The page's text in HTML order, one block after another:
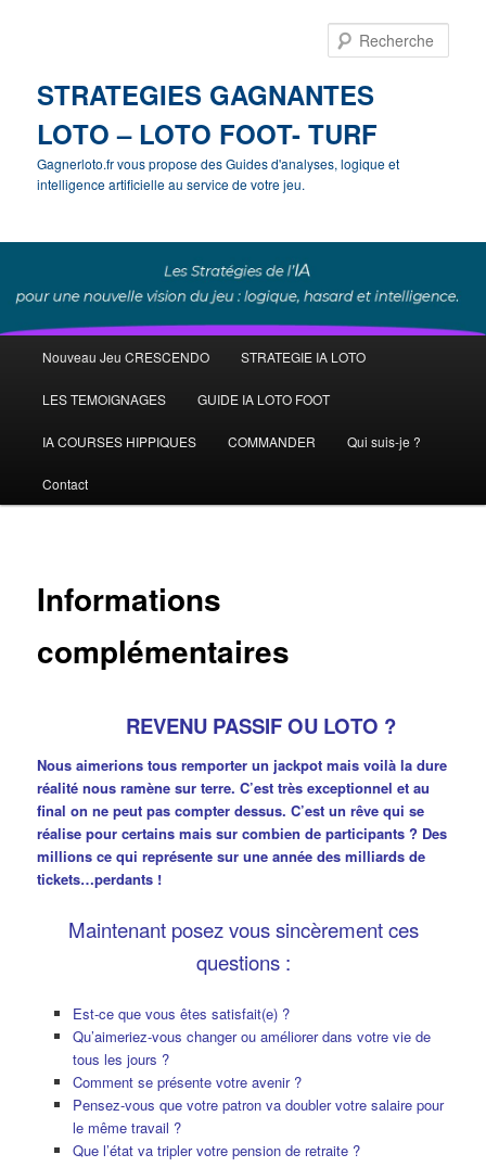
STRATEGIES GAGNANTES
LOTO – LOTO FOOT- TURF
Gagnerloto.fr vous propose des Guides d'analyses, logique et
intelligence artificielle au service de votre jeu.
principal
Aller
au
contenu
Nouveau Jeu CRESCENDO STRATEGIE IA LOTO
LES TEMOIGNAGES GUIDE IA LOTO FOOT
IA COURSES HIPPIQUES COMMANDER Qui suis-je ?
Contact
Informations
complémentaires
REVENU PASSIF OU LOTO ?
Nous aimerions tous remporter un jackpot mais voilà la dure
réalité nous ramène sur terre. C’est très exceptionnel et au
final on ne peut pas compter dessus. C’est un rêve qui se
réalise pour certains mais sur combien de participants ? Des
millions ce qui représente sur une année des milliards de
tickets…perdants !
Maintenant posez vous sincèrement ces
questions :
Est-ce que vous êtes satisfait(e) ?
Qu’aimeriez-vous changer ou améliorer dans votre vie de
tous les jours ?
Comment se présente votre avenir ?
Pensez-vous que votre patron va doubler votre salaire pour
le même travail ?
Que l’état va tripler votre pension de retraite ?